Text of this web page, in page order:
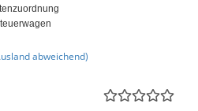
abweichend)